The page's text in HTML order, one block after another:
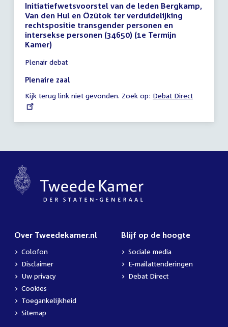
Initiatiefwetsvoorstel van de leden Bergkamp,
Van den Hul en Özütok ter verduidelijking
rechtspositie transgender personen en
intersekse personen (34650) (1e Termijn
Kamer)
vergadering
20:00
21:34
uur
Plenair debat
Plenaire zaal
Kijk terug link niet gevonden. Zoek op: External
Debat Direct
Over Tweedekamer.nl
Colofon
Disclaimer
Uw privacy
Cookies
Toegankelijkheid
Sitemap
Blijf op de hoogte
Sociale media
E-mailattenderingen
Debat Direct